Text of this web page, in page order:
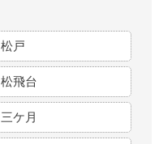
松戸
松飛台
三ケ月